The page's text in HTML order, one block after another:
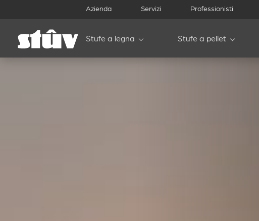
Azienda Servizi Professionisti
Stufe a legna Stufe a pellet